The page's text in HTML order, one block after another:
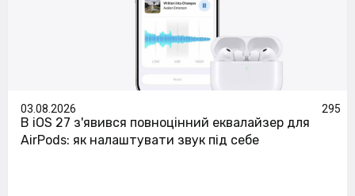
03.08.2026 295
В iOS 27 з'явився повноцінний еквалайзер для
AirPods: як налаштувати звук під себе